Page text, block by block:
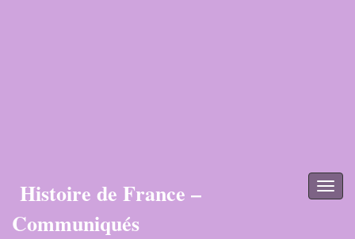
Histoire de France –
Communiqués